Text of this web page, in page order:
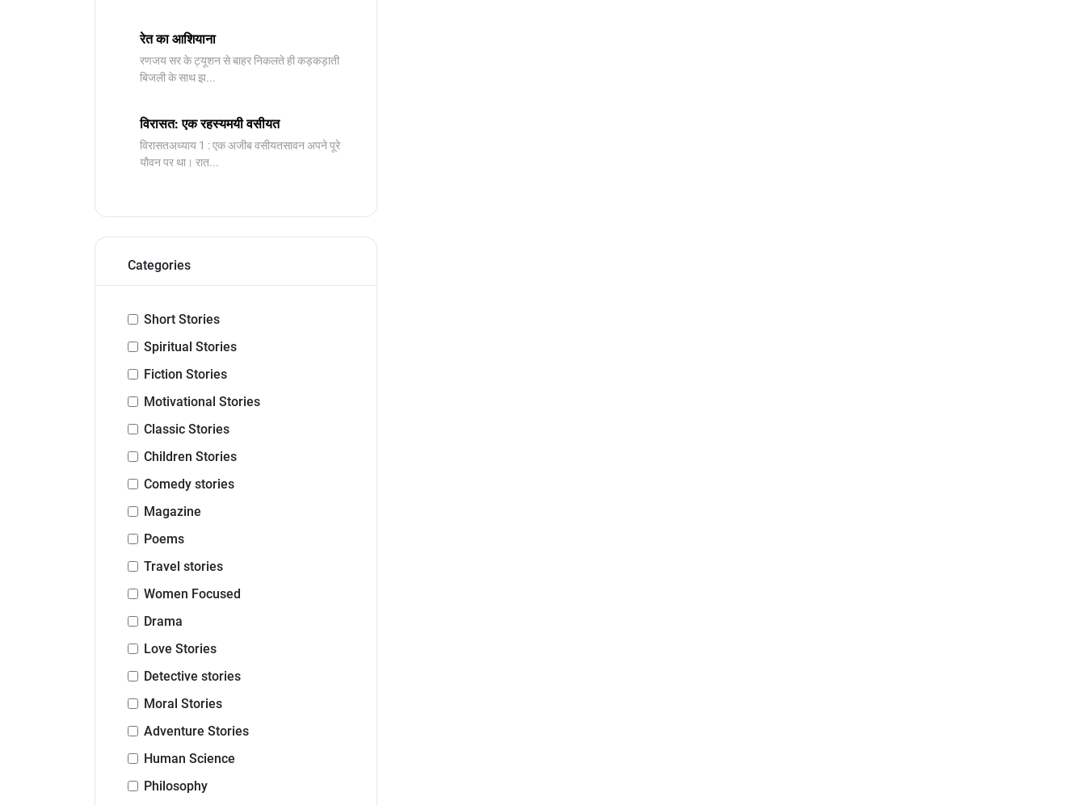
रेत का आशियाना
रणजय सर के ट्यूशन से बाहर निकलते ही कड़कड़ाती
बिजली के साथ झ...
विरासत: एक रहस्यमयी वसीयत
विरासतअध्याय 1 : एक अजीब वसीयतसावन अपने पूरे
यौवन पर था। रात...
Categories
Short Stories
Spiritual Stories
Fiction Stories
Motivational Stories
Classic Stories
Children Stories
Comedy stories
Magazine
Poems
Travel stories
Women Focused
Drama
Love Stories
Detective stories
Moral Stories
Adventure Stories
Human Science
Philosophy